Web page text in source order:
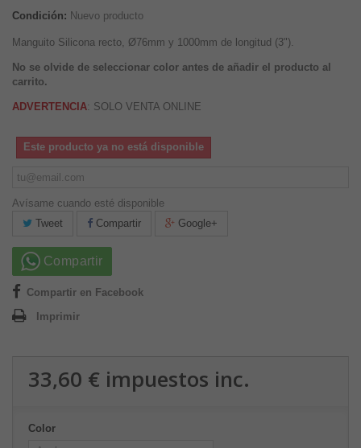
Condición: Nuevo producto
Manguito Silicona recto, Ø76mm y 1000mm de longitud (3").
No se olvide de seleccionar color antes de añadir el producto al
carrito.
ADVERTENCIA: SOLO VENTA ONLINE
Este producto ya no está disponible
Avísame cuando esté disponible
Tweet
Compartir Google+
Compartir
Compartir en Facebook
Imprimir
33,60 € impuestos inc.
Color